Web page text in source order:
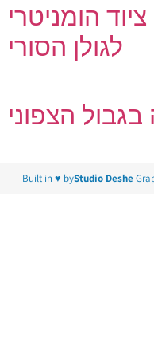
הומניטרי
לגולן הסורי
הצפוני
Built in ♥ byStudio Deshe